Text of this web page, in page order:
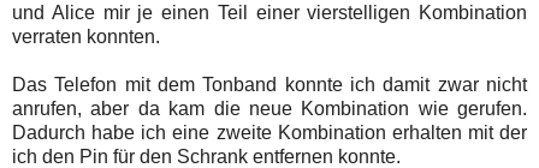
und Alice mir je einen Teil einer vierstelligen Kombination
verraten konnten.
Das Telefon mit dem Tonband konnte ich damit zwar nicht
anrufen, aber da kam die neue Kombination wie gerufen.
Dadurch habe ich eine zweite Kombination erhalten mit der
ich den Pin für den Schrank entfernen konnte.